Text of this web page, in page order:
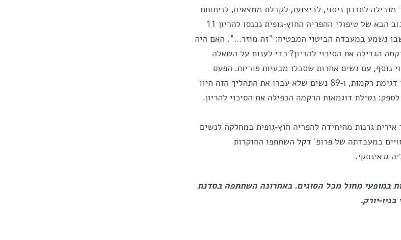
לתכנון ניסוי, לביצועו, לקבלת ממצאים, לניתוחם
ולהסקת מסקנות. אבל אז הגיעה ההפתעה. בסיבוב הבא של טיפולי ההפריה החוץ-גופית נכנסו להריון 11
הרגע שבו נשמע במעבדה הביטוי המבטיח: "זה מוזר...". האם היה
הגדילה את הסיכוי להריון? כדי לענות על השאלה
נוסף, עם נשים אחרות שסבלו מבעיות פוריות. הפעם
חולקו הנשים לשתי קבוצות. 45 מתנדבות עברו דגימת רקמות, ו-89 נשים שלא עברו את התהליך הזה היוו
נטילת דוגמאות הרקמה הכפילה את הסיכוי להריון.
גרנות מהיחידה להפריה חוץ-גופית במחלקה לנשים
במעבדתה של פרופ' דקל השתתפו החוקרות
גנאינסקי.
במופעי מחול מכל הסוגים. באחרונה השתתפה בסדנת
יורק.